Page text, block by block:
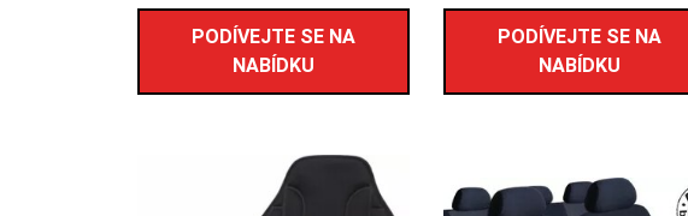
PODÍVEJTE SE NA
NABÍDKU
PODÍVEJTE SE NA
NABÍDKU